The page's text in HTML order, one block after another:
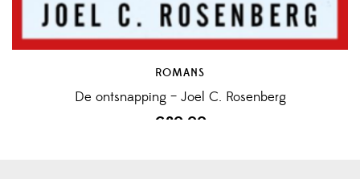
ROMANS
De ontsnapping – Joel C. Rosenberg
€20,00